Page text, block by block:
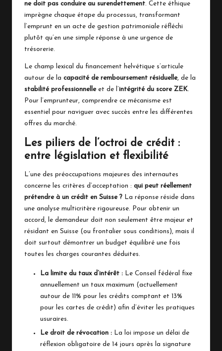
ne doit pas conduire au surendettement. Cette éthique
imprègne chaque étape du processus, transformant
l’emprunt en un acte de gestion patrimoniale réfléchi
plutôt qu’en une simple réponse à une urgence de
trésorerie.
Le champ lexical du financement helvétique s’articule
autour de la capacité de remboursement résiduelle, de la
stabilité professionnelleet de l’ intégrité du score ZEK.
Pour l’emprunteur, comprendre ce mécanisme est
essentiel pour naviguer avec succès entre les différentes
offres du marché.
Les piliers de l’octroi de crédit :
entre législation et flexibilité
L’une des préoccupations majeures des internautes
concerne les critères d’acceptation : qui peut réellement
prétendre à un crédit en Suisse ? La réponse réside dans
une analyse multicritère rigoureuse. Pour obtenir un
accord, le demandeur doit non seulement être majeur et
résidant en Suisse (ou frontalier sous conditions), mais il
doit surtout démontrer un budget équilibré une fois
toutes les charges courantes déduites.
La limite du taux d’intérêt : Le Conseil fédéral fixe
annuellement un taux maximum (actuellement
autour de 11% pour les crédits comptant et 13%
pour les cartes de crédit) afin d’éviter les pratiques
usuraires.
Le droit de révocation : La loi impose un délai de
réflexion obligatoire de 14 jours après la signature